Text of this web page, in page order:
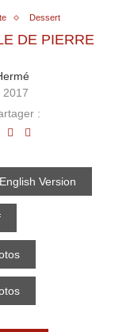
Dessert
DE PIERRE
2017
:
Version